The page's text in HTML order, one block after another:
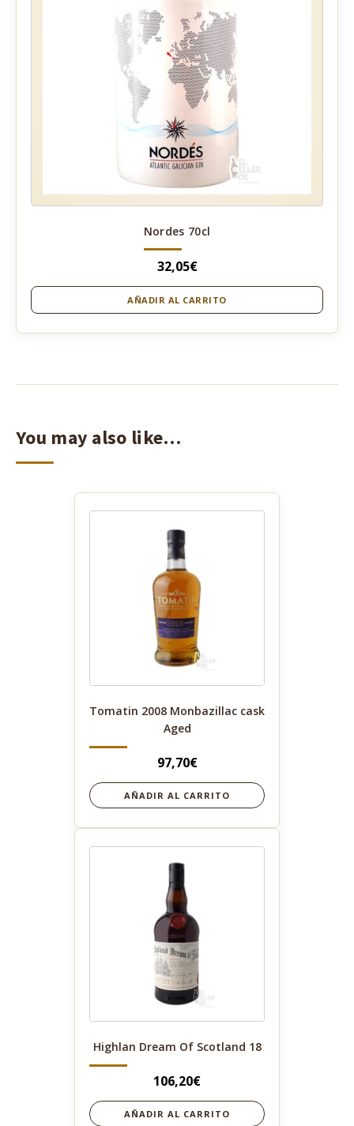
Nordes 70cl
32,05€
AÑADIR AL CARRITO
You may also like…
Tomatin 2008 Monbazillac cask
Aged
97,70€
AÑADIR AL CARRITO
Highlan Dream Of Scotland 18
106,20€
AÑADIR AL CARRITO